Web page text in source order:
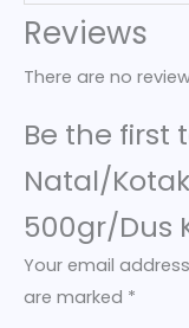
Reviews
There are no
Be the first
Natal/
500gr/Dus
Your email
are marked *